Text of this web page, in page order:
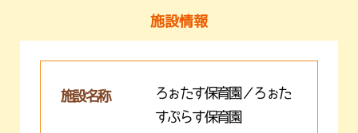
施設情報
施設名称
ろぉたす保育園／ろぉた
すぷらす保育園